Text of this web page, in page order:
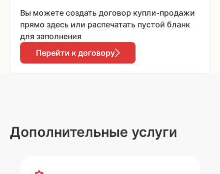
Вы можете создать договор купли-продажи
прямо здесь или распечатать пустой бланк
для заполнения
Перейти к договору
Дополнительные услуги